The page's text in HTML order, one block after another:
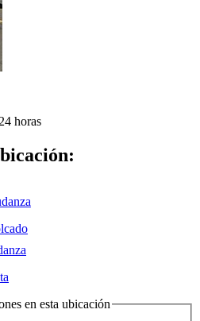
horas
en esta ubicación